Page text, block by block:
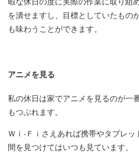
を潰せますし、目標としていたもの
も味わうことができます。
アニメを見る
私の休日は家でアニメを見るのが一
もつぶれます。
Ｗｉ-Ｆｉさえあれば携帯やタブレ
間を見つけてはいつも見ています。